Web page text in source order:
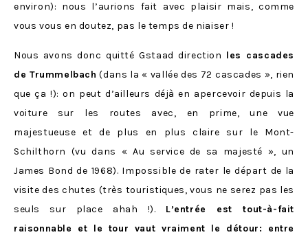
environ): nous l’aurions fait avec plaisir mais, comme
vous vous en doutez, pas le temps de niaiser !
Nous avons donc quitté Gstaad direction les cascades
de Trummelbach (dans la « vallée des 72 cascades », rien
que ça !): on peut d’ailleurs déjà en apercevoir depuis la
voiture sur les routes avec, en prime, une vue
majestueuse et de plus en plus claire sur le Mont-
Schilthorn (vu dans « Au service de sa majesté », un
James Bond de 1968). Impossible de rater le départ de la
visite des chutes (très touristiques, vous ne serez pas les
seuls sur place ahah !). L’entrée est tout-à-fait
raisonnable et le tour vaut vraiment le détour: entre